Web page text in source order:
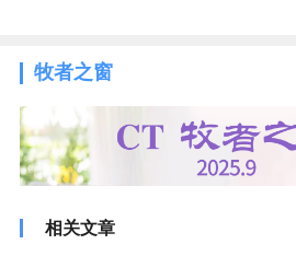
牧者之窗
相关文章